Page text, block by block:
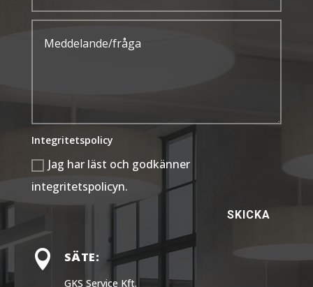
Integritetspolicy
Jag har läst och godkänner
integritetspolicyn.
SKICKA
 SÄTE:
GKS Service Kft.